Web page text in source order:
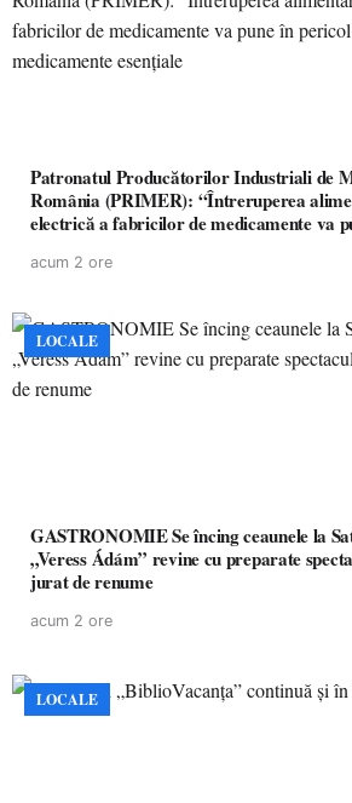
Patronatul Producătorilor Industriali de
România (PRIMER): “Întreruperea
electrică a fabricilor de medicamente va
acum 2 ore
LOCALE
GASTRONOMIE Se încing ceaunele la Satu Mare! Concursul
„Veress Ádám” revine cu preparate
jurat de renume
acum 2 ore
LOCALE